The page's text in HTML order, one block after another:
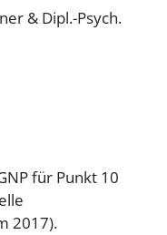
& Dipl.-Psych.
für Punkt 10
2017).